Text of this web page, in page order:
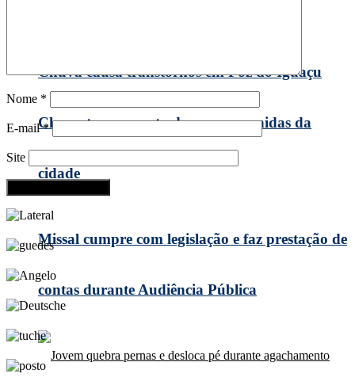
Chuva causa transtornos em Foz do Iguaçu
Chuva tomou conta de ruas e avenidas da
cidade
Missal cumpre com legislação e faz prestação de
contas durante Audiência Pública
Nome *
E-mail*
Site